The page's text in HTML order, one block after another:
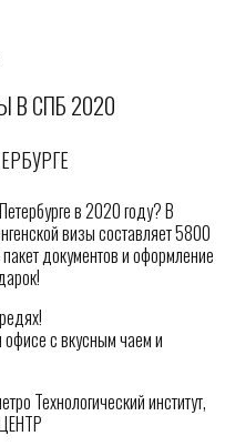
В СПБ 2020
в 2020 году? В
визы составляет 5800
документов и оформление
с вкусным чаем и
Технологический институт,